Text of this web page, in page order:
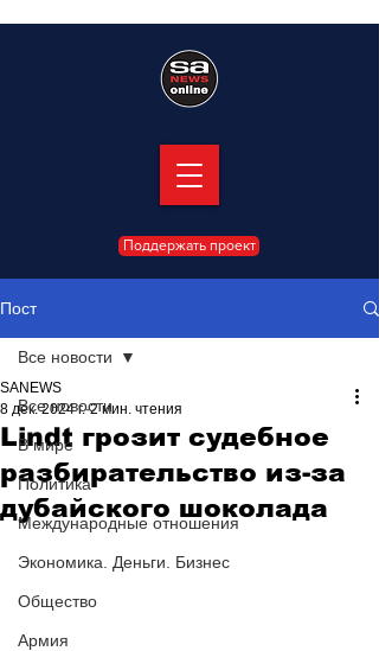
Поддержать проект
Пост
Все новости
В мире
Политика
Международные отношения
Экономика. Деньги. Бизнес
Общество
Армия
Все новости
Lindt грозит судебное
разбирательство из-за
дубайского шоколада
SANEWS
8 дек. 2024 г. 2 мин. чтения